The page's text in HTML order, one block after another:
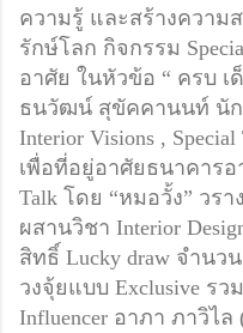
ความรู้ และสร้างความ
รักษ์โลก กิจกรรม
อาศัย ในหัวข้อ “ ครบ เ
ธนวัฒน์ สุขัคคานนท์ นั
Interior Visions ,
เพื่อที่อยู่อาศัยธนาคารอ
Talk โดย “หมอวั้ง” วร
ผสานวิชา Interior
สิทธิ์ Lucky draw จำน
วงจุ้ยแบบ Exclusive ร
Influencer อาภา ภาวิไล